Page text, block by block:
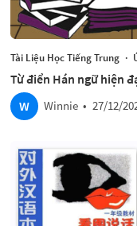
Tài Liệu Học Tiếng Trung ·
Từ điển Hán ngữ hiện
W
Winnie • 27/12/